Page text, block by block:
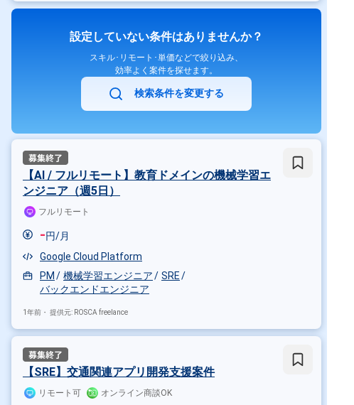
設定していない条件はありませんか？
スキル･リモート･単価などで絞り込み、
効率よく案件を探せます。
検索条件を変更する
【AI / フルリモート】教育ドメインの機械学習エ
ンジニア（週5日）
フルリモート
-円/月
Google Cloud Platform
PM
機械学習エンジニア
SRE
バックエンドエンジニア
1年前・ 提供元: ROSCA freelance
【SRE】交通関連アプリ開発支援案件
リモート可 オンライン商談OK